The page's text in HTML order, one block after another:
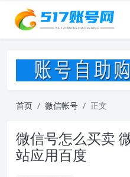
首页 微信帐号 正文
微信号怎么买卖
站应用百度